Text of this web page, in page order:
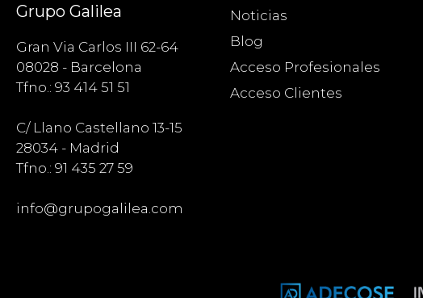
Grupo Galilea
Gran Via Carlos III 62-64
08028 - Barcelona
Tfno.: 93 414 51 51
C/ Llano Castellano 13-15
28034 - Madrid
Tfno.: 91 435 27 59
info@grupogalilea.com
Noticias
Blog
Acceso Profesionales
Acceso Clientes